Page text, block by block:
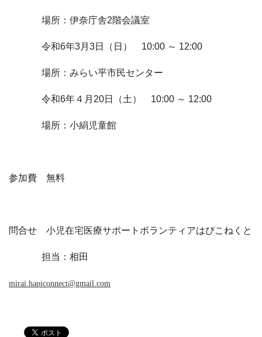
場所：伊奈庁舎2階会議室
令和6年3月 3日（日） 10:00 ～ 12:00
場所：みらい平市民センター
令和6年４月 20日（土） 10:00 ～ 12:00
場所：小絹児童館
参加費 無料
問合せ 小児在宅医療サポートボランティアはぴこねくと
担当：相田
mirai.hapiconnect@gmail.com